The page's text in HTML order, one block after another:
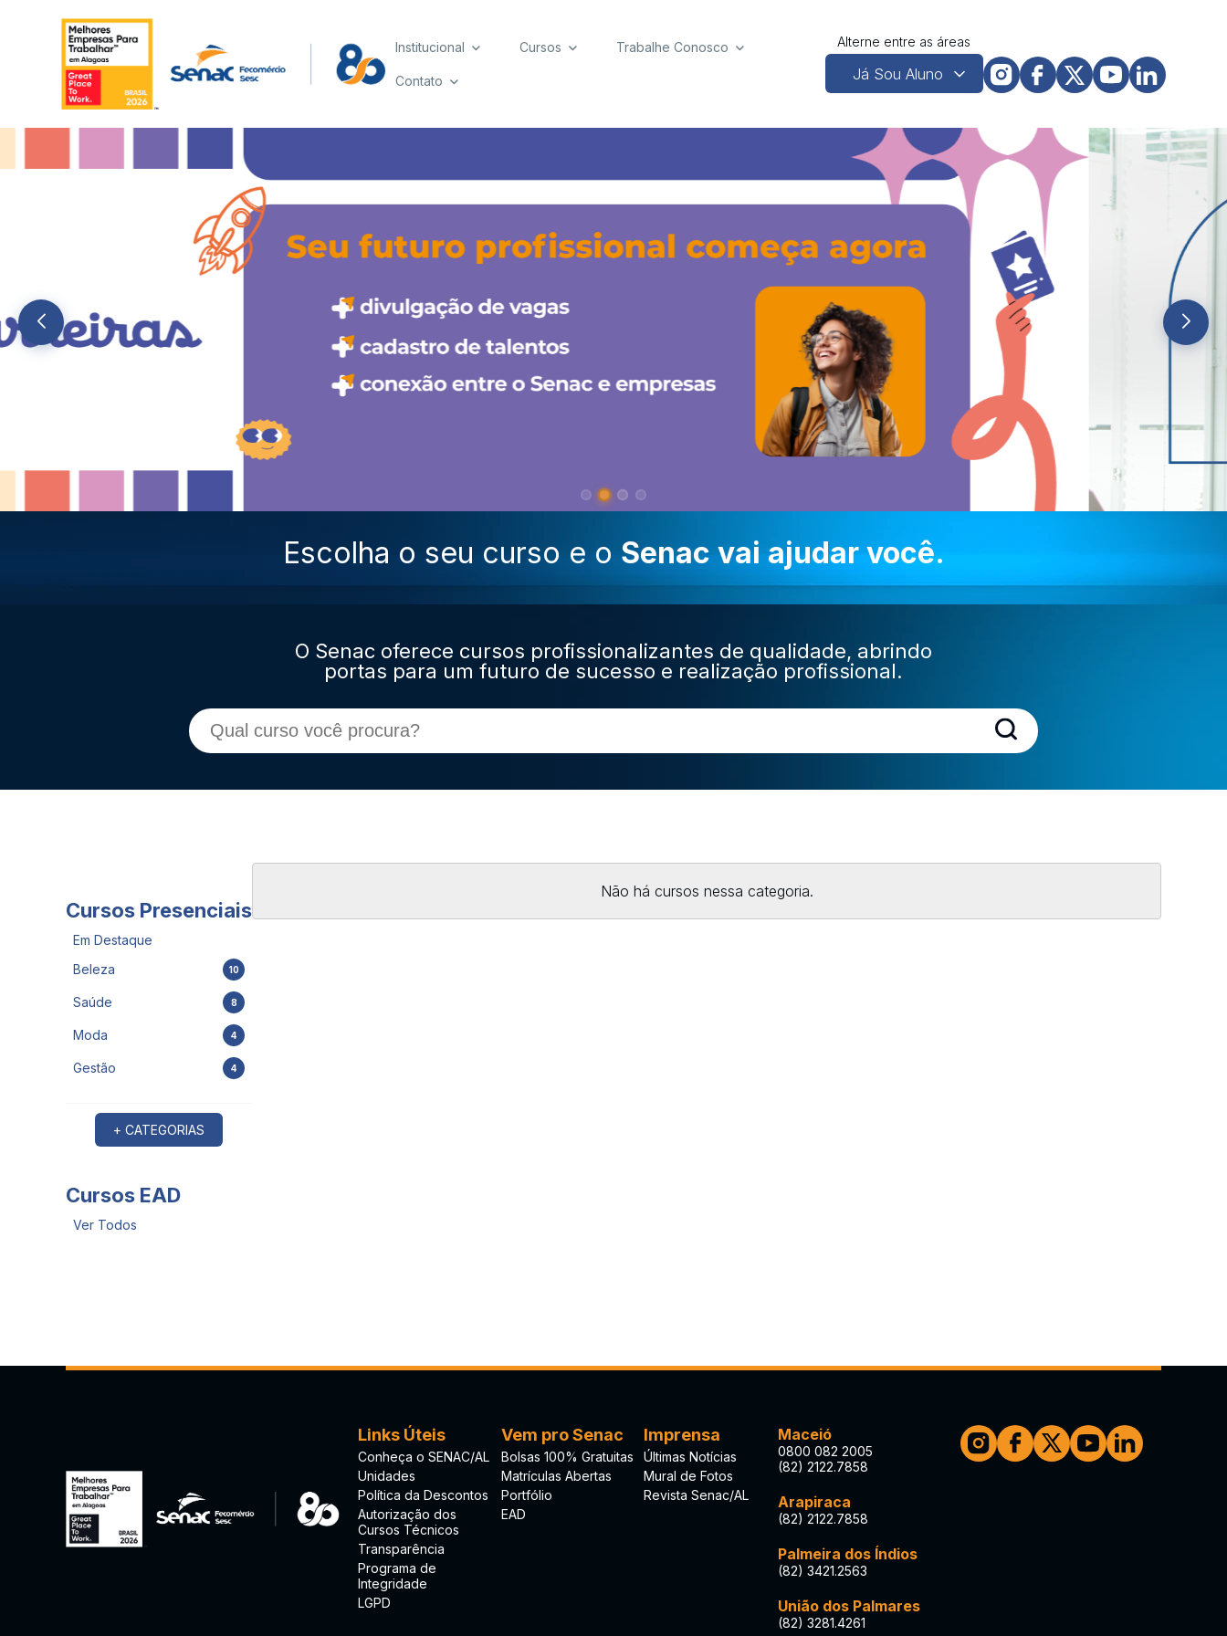
Institucional Cursos Trabalhe Conosco
Contato
Alterne entre as áreas
Escolha o seu curso e o Senac vai ajudar você.
O Senac oferece cursos profissionalizantes de qualidade, abrindo
portas para um futuro de sucesso e realização profissional.
Cursos Presenciais
Em Destaque
Beleza
10
Saúde 8
Moda 4
Gestão 4
+ CATEGORIAS
Cursos EAD
Ver Todos
Não há cursos nessa categoria.
Links Úteis
Conheça o SENAC/AL
Unidades
Política da Descontos
Autorização dos
Cursos Técnicos
Transparência
Programa de
Integridade
LGPD
Vem pro Senac
Bolsas 100% Gratuitas
Matrículas Abertas
Portfólio
EAD
Imprensa
Últimas Notícias
Mural de Fotos
Revista Senac/AL
Maceió
0800 082 2005
(82) 2122.7858
Arapiraca
(82) 2122.7858
Palmeira dos Índios
(82) 3421.2563
União dos Palmares
(82) 3281.4261